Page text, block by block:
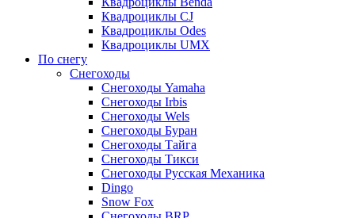
Квадроциклы CJ
Квадроциклы Odes
Квадроциклы UMX
По снегу
Снегоходы
Снегоходы Yamaha
Снегоходы Irbis
Снегоходы Wels
Снегоходы Буран
Снегоходы Тайга
Снегоходы Тикси
Снегоходы Русская Механика
Dingo
Snow Fox